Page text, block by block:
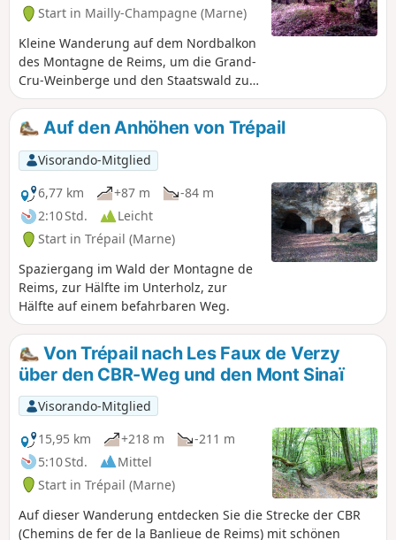
Start in Mailly-Champagne (Marne)
Kleine Wanderung auf dem Nordbalkon
des Montagne de Reims, um die Grand-
Cru-Weinberge und den Staatswald zu
entdecken.
Auf den Anhöhen von Trépail
Visorando-Mitglied
6,77 km
+87 m
-84 m
2:10 Std.
Leicht
Start in Trépail (Marne)
Spaziergang im Wald der Montagne de
Reims, zur Hälfte im Unterholz, zur
Hälfte auf einem befahrbaren Weg.
Von Trépail nach Les Faux de Verzy
über den CBR-Weg und den Mont Sinaï
Visorando-Mitglied
15,95 km
+218 m
-211 m
5:10 Std.
Mittel
Start in Trépail (Marne)
Auf dieser Wanderung entdecken Sie die Strecke der CBR
(Chemins de fer de la Banlieue de Reims) mit schönen